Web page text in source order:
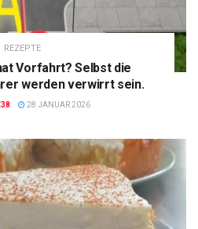
REZEPTE
Vorfahrt? Selbst die
werden verwirrt sein.
28 JANUAR 2026